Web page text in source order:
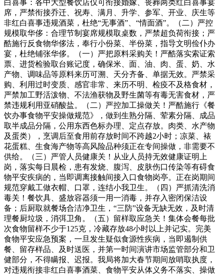
白喜事：各中大型餐饮店仅可衔接婚嫁、丧葬两类红白喜事宴
席，严禁衔接乔迁、祝寿、满月、升学、参军、开业、庆生等
非红白喜事违规酒菜，杜绝“无事酒”、“情面酒”。（二）严控
规模取华侈：合理节制宴席规模取桌数，严禁超负荷衔接；严
酷施行反食物华侈法，奉行小份菜、半份菜，指导文明俭仆办
宴，杜绝铺张华侈。（一）严把原料采购关！严酷落实索证索
票、进货检验取台账记度，确保米、面、油、肉、蛋、奶、水
产物、调味品等原料来历可溯、天分齐备、单据无效。严禁采
购、利用过时变质、感官非常、来历不明、检疫不及格食材，
严禁加工野活泼物、不法渔获物及野生菌等有毒无害食材，严
禁违规利用亚硝酸盐。（二）严控加工操做关！严酷施行《餐
饮办事食物平安操做规范》，做到生熟分隔、荤素分隔、成品
取半成品分隔，公用东西色标办理、定点存放。肉类、水产物
及蛋类），烹调后至食用前存放时间不跨越2小时；凉菜、裱
花蛋糕、生食海产物等高风险品种须正在专间操做，非需要不
供给。（三）严管人员健康关！从业人员持无效健康证明上
岗，落实每日晨检，患有发烧、腹泻、皮肤伤口传染等有碍食
物平安疾病的，当即调离接触间接入口食物岗亭。正在岗期间
规范穿戴工做衣帽、口罩，连结小我卫生。（四）严抓清洗消
毒关！餐饮具、盛放容器须一用一消毒，并存入密闭保洁设
备；后厨取就餐场合洁净卫生，“三防”设备无缺无效，及时清
理餐厨垃圾，消弭卫角。（五）留样取应急关！集体会餐每批
次食物留样不少于125克，冷藏存放48小时以上并记实。完美
食物平安应急预案，一旦发生疑似食源性疾病，当即遏制供
餐、留存样品、及时送医，并第一时间演讲市场监管部分和卫
健部分，不得瞒报、迟报。我局将加大春节期间放哨取执度，
对违规衔接非红白喜事酒菜、食物平安从体义务不落实、操做